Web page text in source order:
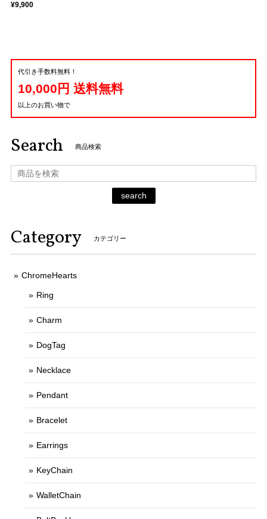
¥9,900
代引き手数料無料！
10,000円 送料無料
以上のお買い物で
Search 商品検索
search
Category カテゴリー
ChromeHearts
Ring
Charm
DogTag
Necklace
Pendant
Bracelet
Earrings
KeyChain
WalletChain